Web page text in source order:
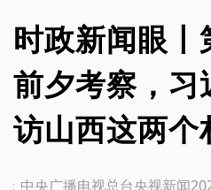
时政新闻眼
前夕考察，习
访山西这两个
：中央广播电视总台央视新闻